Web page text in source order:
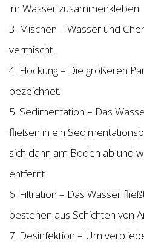
im Wasser zusammenkleben.
3. Mischen – Wasser und
vermischt.
4. Flockung – Die größeren
bezeichnet.
5. Sedimentation – Das
fließen in ein
sich dann am Boden ab und
entfernt.
6. Filtration – Das Wasser
bestehen aus Schichten von
7. Desinfektion – Um